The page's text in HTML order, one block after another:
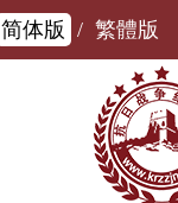
简体版 / 繁體版